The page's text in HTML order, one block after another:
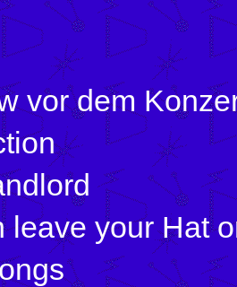
vor dem
leave your Hat